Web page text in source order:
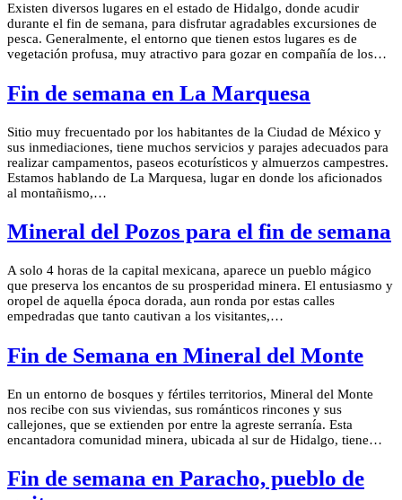
Existen diversos lugares en el estado de Hidalgo, donde acudir
durante el fin de semana, para disfrutar agradables excursiones de
pesca. Generalmente, el entorno que tienen estos lugares es de
vegetación profusa, muy atractivo para gozar en compañía de los…
Fin de semana en La Marquesa
Sitio muy frecuentado por los habitantes de la Ciudad de México y
sus inmediaciones, tiene muchos servicios y parajes adecuados para
realizar campamentos, paseos ecoturísticos y almuerzos campestres.
Estamos hablando de La Marquesa, lugar en donde los aficionados
al montañismo,…
Mineral del Pozos para el fin de semana
A solo 4 horas de la capital mexicana, aparece un pueblo mágico
que preserva los encantos de su prosperidad minera. El entusiasmo y
oropel de aquella época dorada, aun ronda por estas calles
empedradas que tanto cautivan a los visitantes,…
Fin de Semana en Mineral del Monte
En un entorno de bosques y fértiles territorios, Mineral del Monte
nos recibe con sus viviendas, sus románticos rincones y sus
callejones, que se extienden por entre la agreste serranía. Esta
encantadora comunidad minera, ubicada al sur de Hidalgo, tiene…
Fin de semana en Paracho, pueblo de